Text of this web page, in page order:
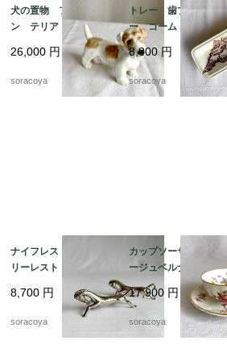
犬の置物 フィギュリ
ン テリア 陶器製
ロイヤルドックス 19
otm43
26,000 円
soracoya
トレー 歯ブラシトレ
ー コームトレー 細
長陶器皿 植物画 ボ
タニカル 19otm25
8,800円
soracoya
ナイフレスト カトラ
リーレスト 箸置きに
セット 12twew10
8,700 円
soracoya
カップソーサー リモ
ージュベルナルド フ
ローラル 金彩 ヴィ
ンテージ 12twep3
17,900 円
soracoya